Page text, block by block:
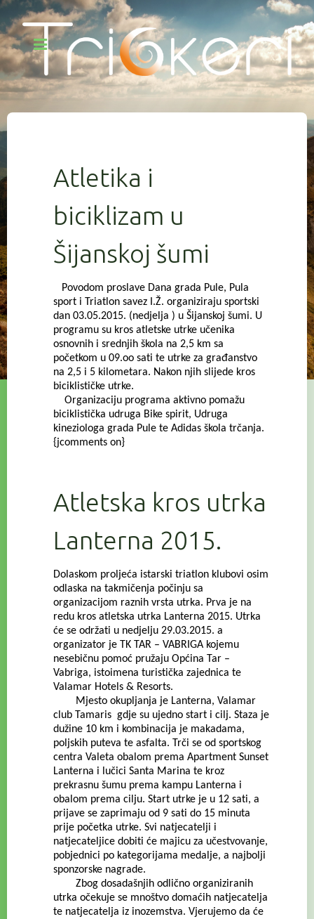
Atletika i
biciklizam u
Šijanskoj šumi
Povodom proslave Dana grada Pule, Pula
sport i Triatlon savez I.Ž. organiziraju sportski
dan 03.05.2015. (nedjelja ) u Šijanskoj šumi. U
programu su kros atletske utrke učenika
osnovnih i srednjih škola na 2,5 km sa
početkom u 09.oo sati te utrke za građanstvo
na 2,5 i 5 kilometara. Nakon njih slijede kros
biciklističke utrke.
Organizaciju programa aktivno pomažu
biciklistička udruga Bike spirit, Udruga
kineziologa grada Pule te Adidas škola trčanja.
{jcomments on}
Atletska kros utrka
Lanterna 2015.
Dolaskom proljeća istarski triatlon klubovi osim
odlaska na takmičenja počinju sa
organizacijom raznih vrsta utrka. Prva je na
redu kros atletska utrka Lanterna 2015. Utrka
će se održati u nedjelju 29.03.2015. a
organizator je TK TAR – VABRIGA kojemu
nesebičnu pomoć pružaju Općina Tar –
Vabriga, istoimena turistička zajednica te
Valamar Hotels & Resorts.
Mjesto okupljanja je Lanterna, Valamar
club Tamaris gdje su ujedno start i cilj. Staza je
dužine 10 km i kombinacija je makadama,
poljskih puteva te asfalta. Trči se od sportskog
centra Valeta obalom prema Apartment Sunset
Lanterna i lučici Santa Marina te kroz
prekrasnu šumu prema kampu Lanterna i
obalom prema cilju. Start utrke je u 12 sati, a
prijave se zaprimaju od 9 sati do 15 minuta
prije početka utrke. Svi natjecatelji i
natjecateljice dobiti će majicu za učestvovanje,
pobjednici po kategorijama medalje, a najbolji
sponzorske nagrade.
Zbog dosadašnjih odlično organiziranih
utrka očekuje se mnoštvo domaćih natjecatelja
te natjecatelja iz inozemstva. Vjerujemo da će